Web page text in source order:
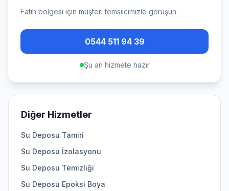
Fatih bölgesi için müşteri temsilcimizle görüşün.
0544 511 94 39
Şu an hizmete hazır
Diğer Hizmetler
Su Deposu Tamiri
Su Deposu İzolasyonu
Su Deposu Temizliği
Su Deposu Epoksi Boya